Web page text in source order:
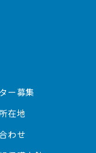
ー募集
在地
わせ